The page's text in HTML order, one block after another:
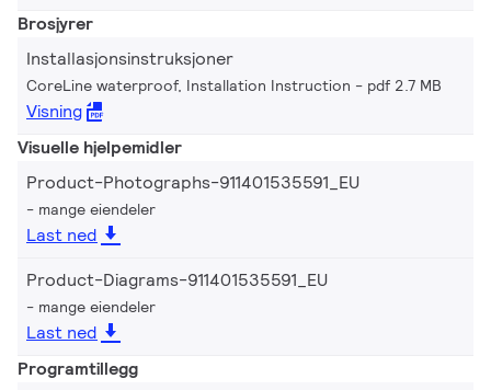
Brosjyrer
Installasjonsinstruksjoner
CoreLine waterproof, Installation Instruction pdf 2.7 MB
Visning
Visuelle hjelpemidler
Product-Photographs-911401535591_EU
mange eiendeler
Last ned
Product-Diagrams-911401535591_EU
mange eiendeler
Last ned
Programtillegg